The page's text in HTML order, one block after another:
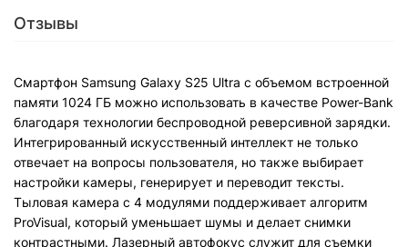
Отзывы
Смартфон Samsung Galaxy S25 Ultra с объемом встроенной
памяти 1024 ГБ можно использовать в качестве Power-Bank
благодаря технологии беспроводной реверсивной зарядки.
Интегрированный искусственный интеллект не только
отвечает на вопросы пользователя, но также выбирает
настройки камеры, генерирует и переводит тексты.
Тыловая камера с 4 модулями поддерживает алгоритм
ProVisual, который уменьшает шумы и делает снимки
контрастными. Лазерный автофокус служит для съемки